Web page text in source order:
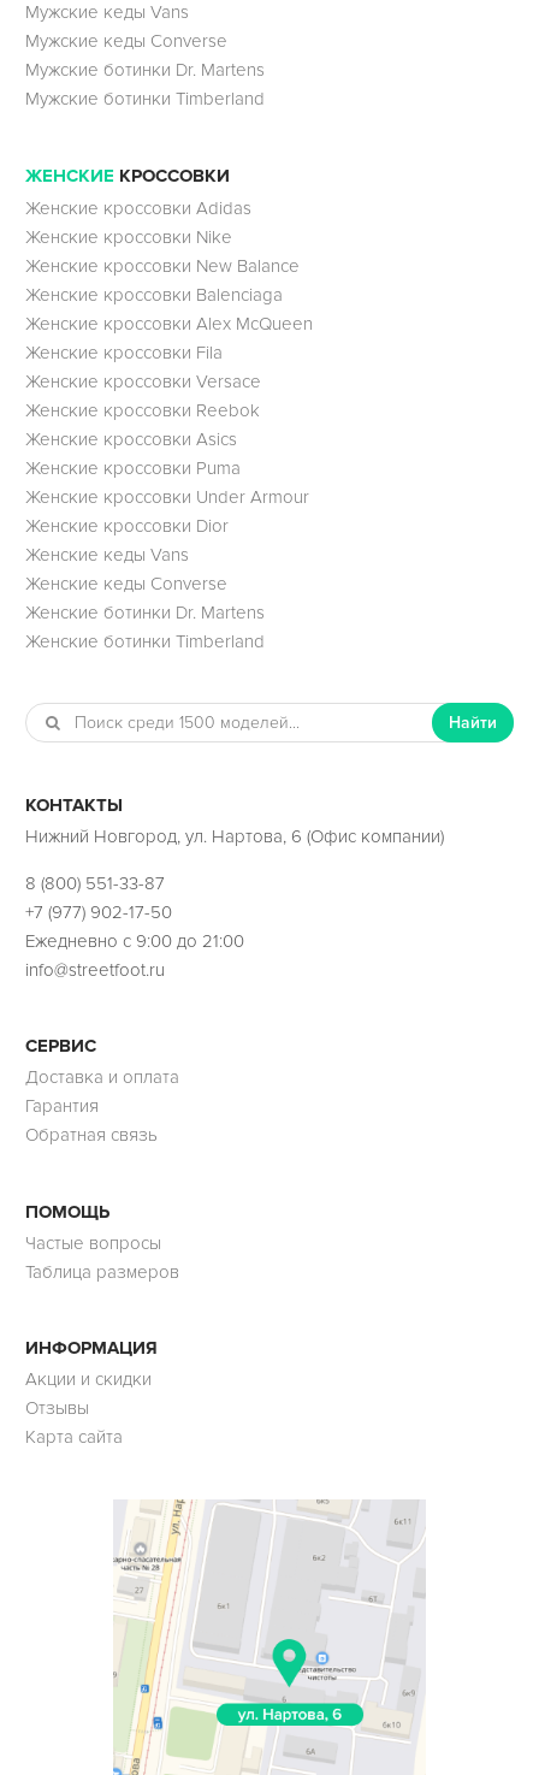
Мужские кеды Vans
Мужские кеды Converse
Мужские ботинки Dr. Martens
Мужские ботинки Timberland
ЖЕНСКИЕ КРОССОВКИ
Женские кроссовки Adidas
Женские кроссовки Nike
Женские кроссовки New Balance
Женские кроссовки Balenciaga
Женские кроссовки Alex McQueen
Женские кроссовки Fila
Женские кроссовки Versace
Женские кроссовки Reebok
Женские кроссовки Asics
Женские кроссовки Puma
Женские кроссовки Under Armour
Женские кроссовки Dior
Женские кеды Vans
Женские кеды Converse
Женские ботинки Dr. Martens
Женские ботинки Timberland
Найти
КОНТАКТЫ
Нижний Новгород, ул. Нартова, 6 (Офис компании)
8 (800) 551-33-87
+7 (977) 902-17-50
Ежедневно с 9:00 до 21:00
info@streetfoot.ru
СЕРВИС
Доставка и оплата
Гарантия
Обратная связь
ПОМОЩЬ
Частые вопросы
Таблица размеров
ИНФОРМАЦИЯ
Акции и скидки
Отзывы
Карта сайта